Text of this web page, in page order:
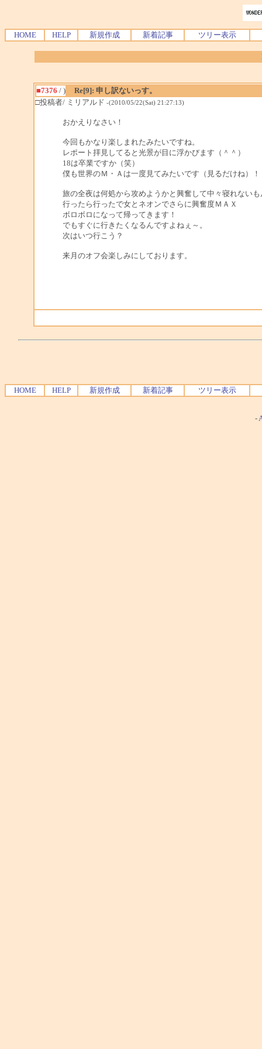
HOME HELP 新規作成 新着記事 ツリー表示
■7376 / )
Re[9]: 申し訳ないっす。
□投稿者/ ミリアルド -(2010/05/22(Sat) 21:27:13)
おかえりなさい！
今回もかなり楽しまれたみたいですね。
レポート拝見してると光景が目に浮かびます（＾＾）
18は卒業ですか（笑）
僕も世界のＭ・Ａは一度見てみたいです（見るだけね）！
旅の全夜は何処から攻めようかと興奮して中々寝れない
行ったら行ったで女とネオンでさらに興奮度ＭＡＸ
ボロボロになって帰ってきます！
でもすぐに行きたくなるんですよねぇ～。
次はいつ行こう？
来月のオフ会楽しみにしております。
HOME HELP 新規作成 新着記事 ツリー表示
-